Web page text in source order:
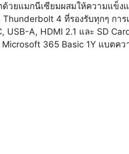
ด้วยแมกนีเซียมผสมให้ความแข็
Thunderbolt 4 ที่รองรับทุกๆ ก
USB-A, HDMI 2.1 และ SD
365 Basic 1Y แบตค